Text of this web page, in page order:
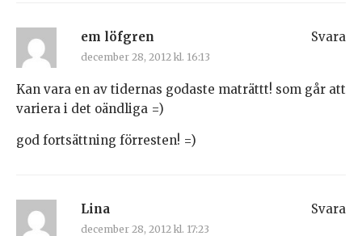
em löfgren
december 28, 2012 kl. 16:13
Kan vara en av tidernas godaste maträttt! som går att
variera i det oändliga =)
god fortsättning förresten! =)
Svara
Lina
december 28, 2012 kl. 17:23
Svara